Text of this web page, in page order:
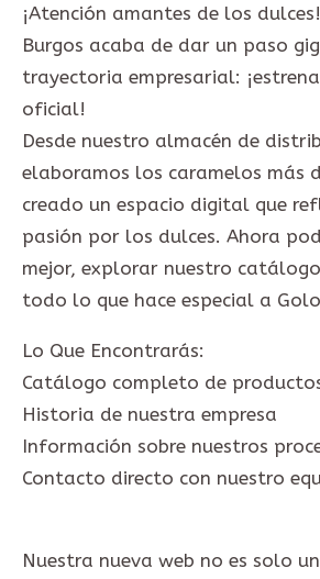
¡Atención amantes de los
Burgos acaba de dar un paso
trayectoria empresarial:
oficial!
Desde nuestro almacén de
elaboramos los caramelos más
creado un espacio digital que
pasión por los dulces. Ahora
mejor, explorar nuestro
todo lo que hace especial a
Lo Que Encontrarás:
Catálogo completo de
Historia de nuestra empresa
Información sobre nuestros
Contacto directo con nuestro
Nuestra nueva web no es solo